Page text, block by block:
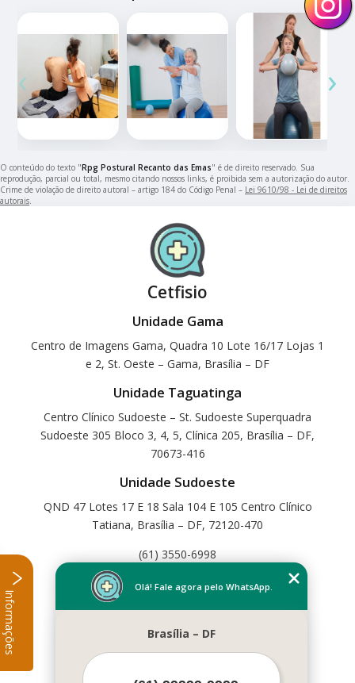
‹ ›
O conteúdo do texto "Rpg Postural Recanto das Emas" é de direito reservado. Sua
reprodução, parcial ou total, mesmo citando nossos links, é proibida sem a autorização do autor.
Crime de violação de direito autoral – artigo 184 do Código Penal – Lei 9610/98 - Lei de direitos
autorais
Cetfisio
Unidade Gama
Centro de Imagens Gama, Quadra 10 Lote 16/17 Lojas 1
e 2, St. Oeste – Gama, Brasília – DF
Unidade Taguatinga
Centro Clínico Sudoeste – St. Sudoeste Superquadra
Sudoeste 305 Bloco 3, 4, 5, Clínica 205, Brasília – DF,
70673-416
Unidade Sudoeste
QND 47 Lotes 17 E 18 Sala 104 E 105 Centro Clínico
Tatiana, Brasília – DF, 72120-470
(61) 3550-6998
Home
Serviços
Contato
Olá! Fale agora pelo WhatsApp.
Brasília – DF
Informações